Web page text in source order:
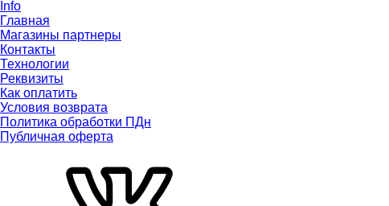
Info
Главная
Магазины партнеры
Контакты
Технологии
Реквизиты
Как оплатить
Условия возврата
Политика обработки ПДн
Публичная оферта